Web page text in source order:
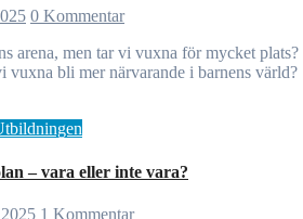
0 Kommentar
vuxna bli mer närvarande i barnens värld?
– vara eller inte vara?
1 Kommentar